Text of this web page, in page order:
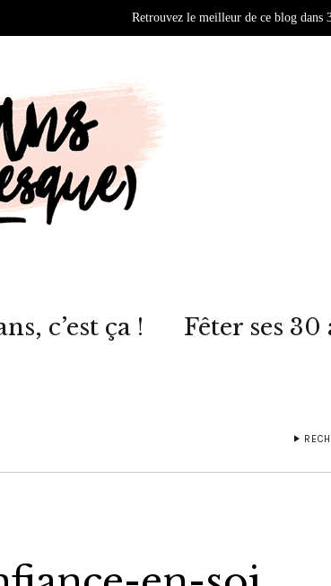
c’est ça ! Fêter ses 30
Retrouvez le meilleur de ce blog dans